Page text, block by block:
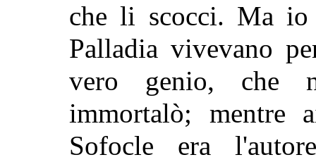
che li scocci. Ma io
Palladia vivevano
vero genio, che
immortalò; mentre
Sofocle era